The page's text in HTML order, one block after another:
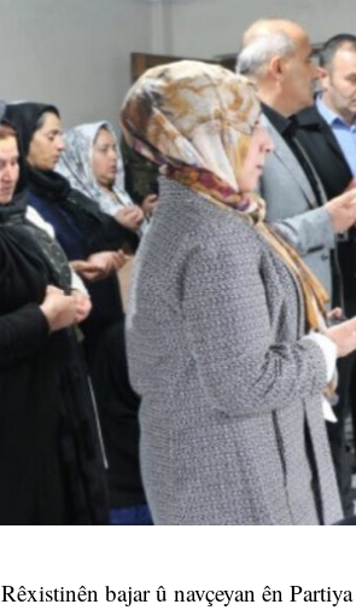
Rêxistinên bajar û navçeyan ên